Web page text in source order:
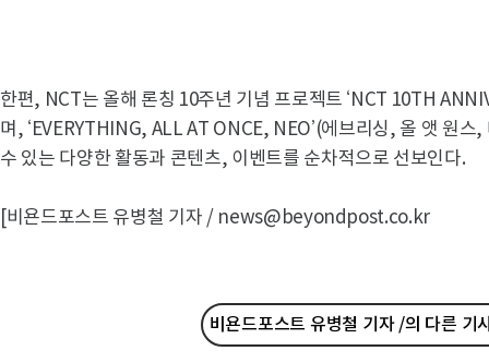
한편, NCT는 올해 론칭 10주년 기념 프로젝트 ‘NCT 10TH
며, ‘EVERYTHING, ALL AT ONCE, NEO’(에브리싱, 올 앳 원
수 있는 다양한 활동과 콘텐츠, 이벤트를 순차적으로 선보인다.
[비욘드포스트 유병철 기자 / news@beyondpost.co.kr
비욘드포스트 유병철 기자 /의 다른 기